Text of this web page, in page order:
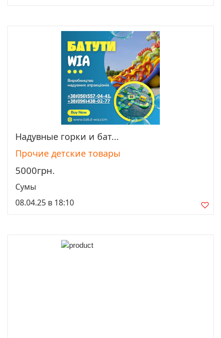
Просмотреть
Надувные горки и бат...
Прочие детские товары
5000грн.
Сумы
08.04.25 в 18:10